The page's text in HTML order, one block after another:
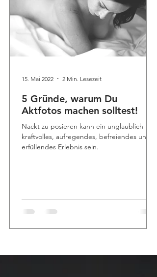
5 Gründe, warum Du
Aktfotos machen solltest!
Nackt zu posieren kann ein unglaublich
kraftvolles, aufregendes, befreiendes und
erfüllendes Erlebnis sein.
15. Mai 2022 2 Min. Lesezeit